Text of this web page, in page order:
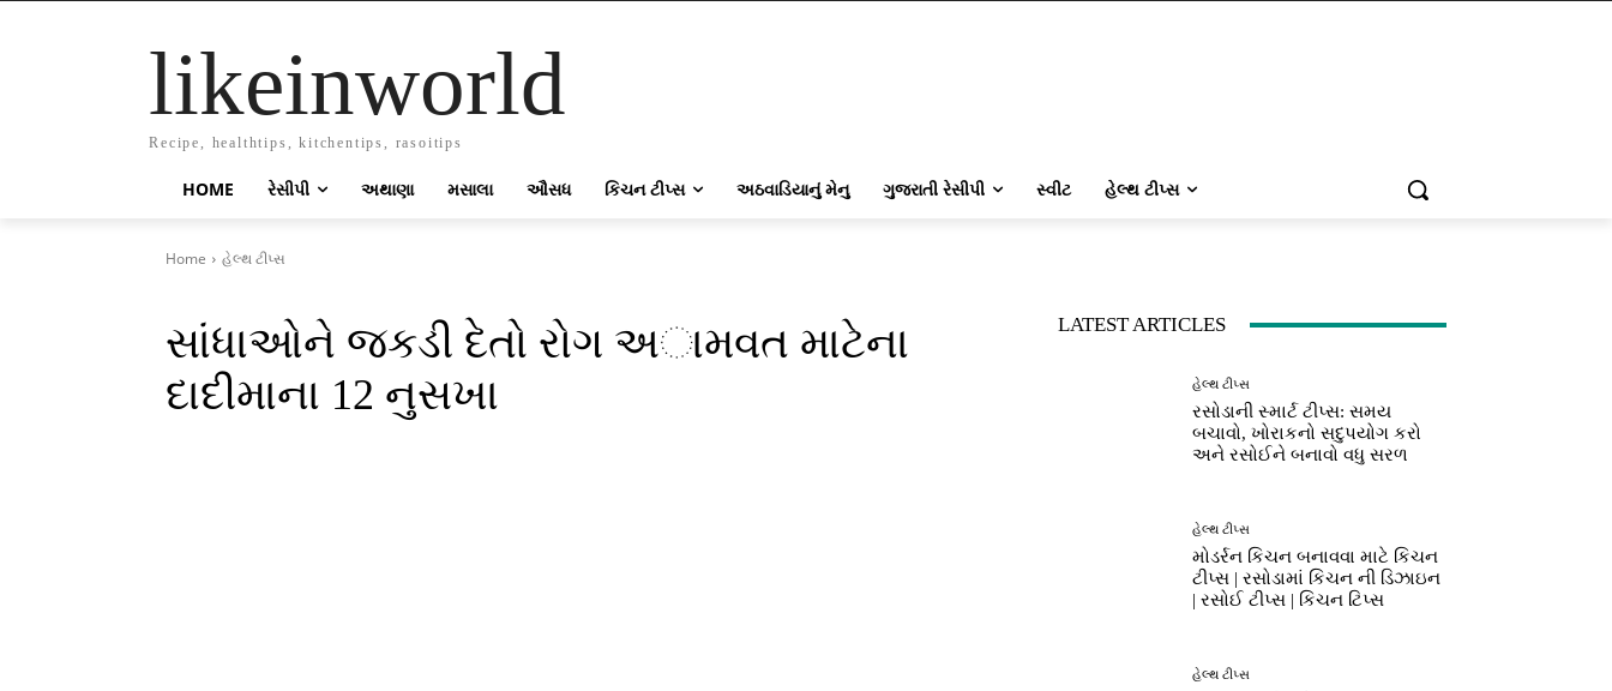
likeinworld
Recipe, healthtips, kitchentips, rasoitips
HOME રેસીપી અથાણા મસાલા ઔસધ કિચન ટીપ્સ અઠવાડિયાનું મેનુ ગુજરાતી રેસીપી સ્વીટ હેલ્થ ટીપ્સ
Home હેલ્થ ટીપ્સ
સાંધાઓને જકડી દેતો રોગ અામવત માટેના
દાદીમાના 12 નુસખા
LATEST ARTICLES
હેલ્થ ટીપ્સ
રસોડાની સ્માર્ટ ટીપ્સ: સમય
બચાવો, ખોરાકનો સદુપયોગ કરો
અને રસોઈને બનાવો વધુ સરળ
હેલ્થ ટીપ્સ
મોડર્રન કિચન બનાવવા માટે કિચન
ટીપ્સ | રસોડામાં કિચન ની ડિઝાઇન
| રસોઈ ટીપ્સ | કિચન ટિપ્સ
હેલ્થ ટીપ્સ